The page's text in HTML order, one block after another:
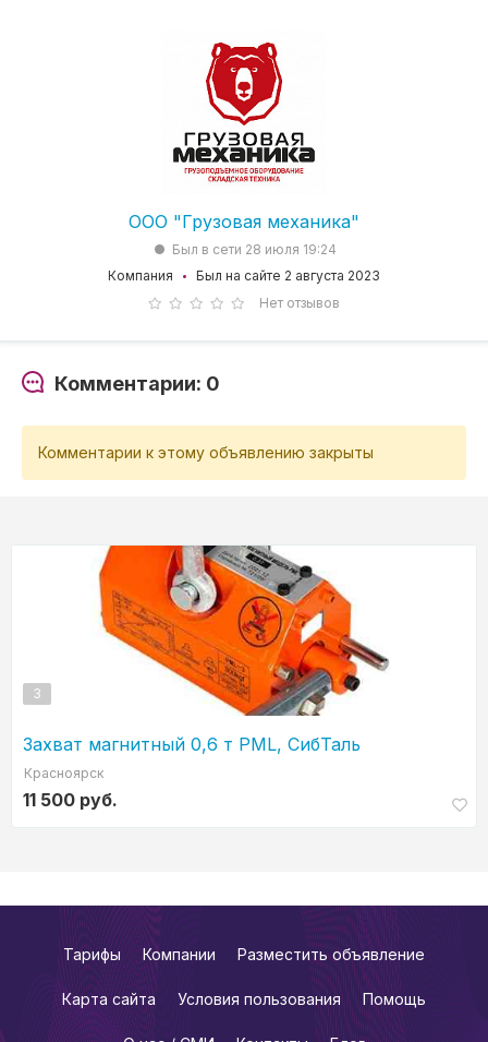
ООО "Грузовая механика"
Был в сети 28 июля 19:24
Компания
Был на сайте 2 августа 2023
Нет отзывов
Комментарии: 0
Комментарии к этому объявлению закрыты
3
Захват магнитный 0,6 т PML, СибТаль
Красноярск
11 500 руб.
Тарифы Компании Разместить объявление
Карта сайта Условия пользования Помощь